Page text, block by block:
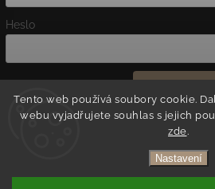
Tento web používá soubory cookie.
webu vyjadřujete souhlas s jejich
zde.
Nastavení
Heslo
Nová registrace